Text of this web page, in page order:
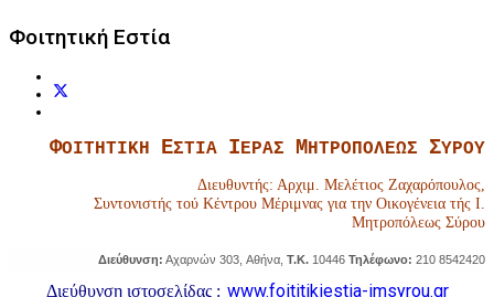
Φοιτητική Εστία
ΦΟΙΤΗΤΙΚΗ ΕΣΤΙΑ ΙΕΡΑΣ ΜΗΤΡΟΠΟΛΕΩΣ ΣΥΡΟΥ
Διευθυντής: Αρχιμ. Μελέτιος Ζαχαρόπουλος,
Συντονιστής τού Κέντρου Μέριμνας για την Οικογένεια τής Ι.
Μητροπόλεως Σύρου
Διεύθυνση: Αχαρνών 303, Αθήνα, Τ.Κ. 10446 Τηλέφωνο: 210 8542420
Διεύθυνση ιστοσελίδας : www.foititikiestia-imsyrou.gr